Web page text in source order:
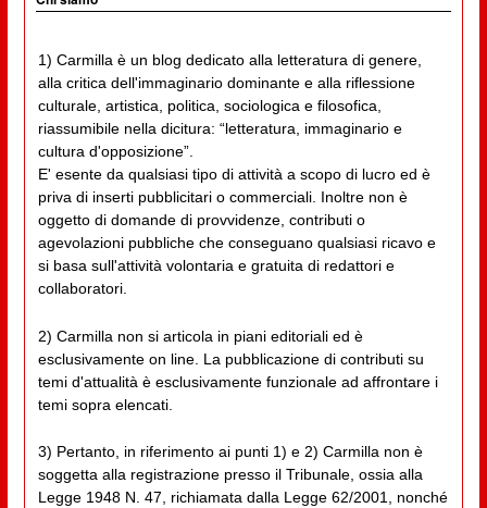
1) Carmilla è un blog dedicato alla letteratura di genere,
alla critica dell'immaginario dominante e alla riflessione
culturale, artistica, politica, sociologica e filosofica,
riassumibile nella dicitura: “letteratura, immaginario e
cultura d'opposizione”.
E' esente da qualsiasi tipo di attività a scopo di lucro ed è
priva di inserti pubblicitari o commerciali. Inoltre non è
oggetto di domande di provvidenze, contributi o
agevolazioni pubbliche che conseguano qualsiasi ricavo e
si basa sull'attività volontaria e gratuita di redattori e
collaboratori.
2) Carmilla non si articola in piani editoriali ed è
esclusivamente on line. La pubblicazione di contributi su
temi d'attualità è esclusivamente funzionale ad affrontare i
temi sopra elencati.
3) Pertanto, in riferimento ai punti 1) e 2) Carmilla non è
soggetta alla registrazione presso il Tribunale, ossia alla
Legge 1948 N. 47, richiamata dalla Legge 62/2001, nonché